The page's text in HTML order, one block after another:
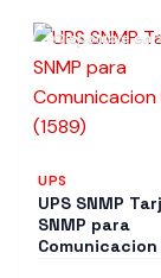
Disponible en
UPS
UPS SNMP
SNMP para